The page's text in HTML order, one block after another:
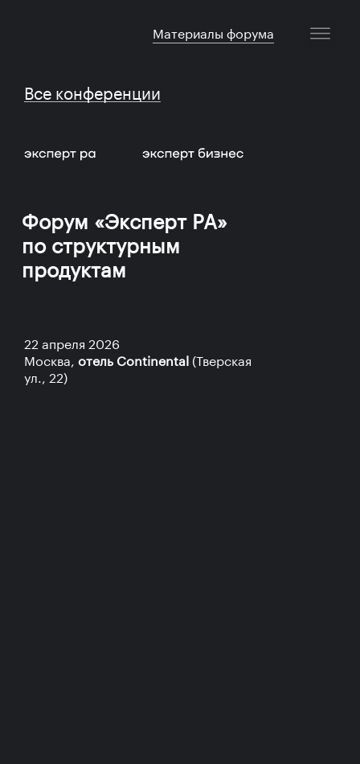
Материалы форума
Форум «Эксперт РА»
по структурным
продуктам
22 апреля 2026
Москва, отель Continental (Тверская
ул., 22)
Все конференции